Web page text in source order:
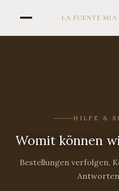
HILFE &
Womit können
Bestellungen verfolgen,